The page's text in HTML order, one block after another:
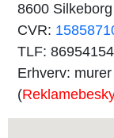
8600 Silkeborg
CVR:
TLF: 86954154
Erhverv: murer
(